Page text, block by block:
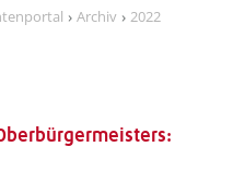
Archiv
2022